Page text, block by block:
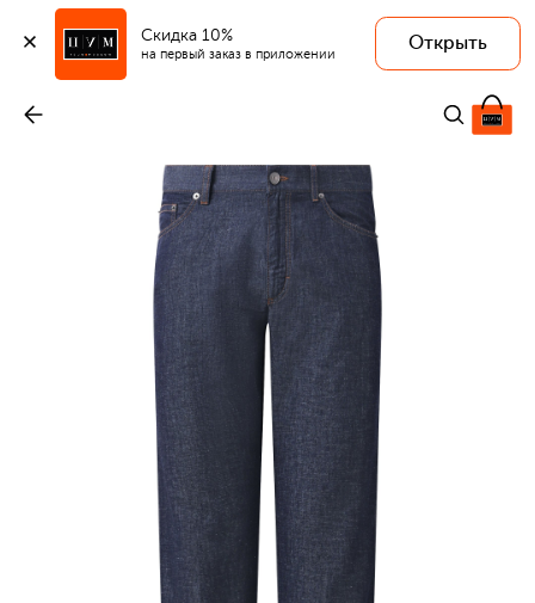
Скидка 10%
на первый заказ в приложении
Открыть